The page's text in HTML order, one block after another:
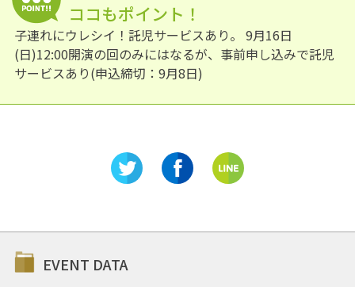
ココもポイント！
子連れにウレシイ！託児サービスあり。 9月16日
(日)12:00開演の回のみにはなるが、事前申し込みで託児
サービスあり(申込締切：9月8日)
EVENT DATA